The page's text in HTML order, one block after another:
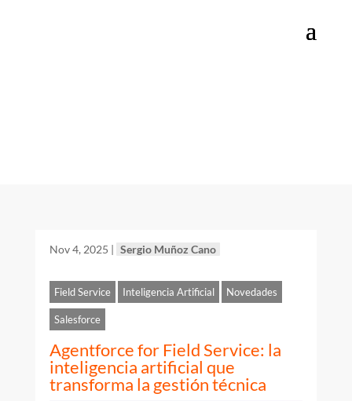
Nov 4, 2025 | Sergio Muñoz Cano
Field Service Inteligencia Artificial Novedades
Salesforce
Agentforce for Field Service: la
inteligencia artificial que
transforma la gestión técnica